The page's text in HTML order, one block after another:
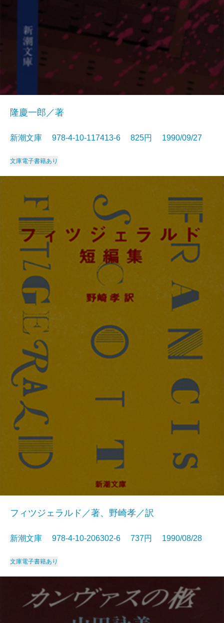
隆慶一郎／著
新潮文庫 978-4-10-117413-6 825円 1990/09/27
文庫電子書籍あり
フィツジェラルド／著、野崎孝／訳
新潮文庫 978-4-10-206302-6 737円 1990/08/28
文庫電子書籍あり